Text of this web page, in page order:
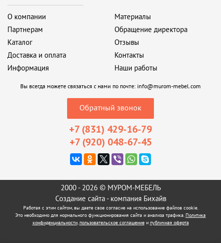
О компании
Партнерам
Каталог
Доставка и оплата
Информация
Материалы
Обращение директора
Отзывы
Контакты
Наши работы
Вы всегда можете связаться с нами по почте: info@murom-mebel.com
Обратный звонок
+7 (831) 429-16-79
+7 (920) 048-67-45
2000 - 2026 © МУРОМ-МЕБЕЛЬ
Создание сайта- компания Бихайв
Работая с этим сайтом, вы даете свое согласие на использование файлов cookie.
Это необходимо для нормального функционирования сайта и анализа трафика.Политика
конфиденциальности,пользовательское соглашениеи публичная оферта